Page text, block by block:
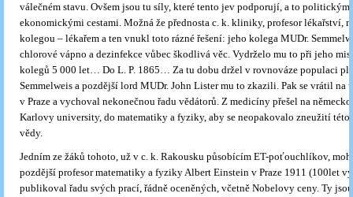
válečném stavu. Ovšem jsou tu síly, které tento jev podporují, a to
ekonomickými cestami. Možná že přednosta c. k. kliniky, profesor lékařství,
kolegou – lékařem a ten vnukl toto rázné řešení: jeho kolega MUDr.
chlorové vápno a dezinfekce vůbec škodlivá věc. Vydrželo mu to při jeho
kolegů 5 000 let… Do L. P. 1865… Za tu dobu držel v rovnováze populaci
Semmelweis a pozdější lord MUDr. John Lister mu to zkazili. Pak se vrátil na
v Praze a vychoval nekonečnou řadu vědátorů. Z medicíny přešel na
Karlovy university, do matematiky a fyziky, aby se neopakovalo zneužití
vědy.
Jedním ze žáků tohoto, už v c. k. Rakousku působícím ET-poťouchlíkov,
pozdější profesor matematiky a fyziky Albert Einstein v Praze 1911 (100let
publikoval řadu svých prací, řádně oceněných, včetně Nobelovy ceny. Ty